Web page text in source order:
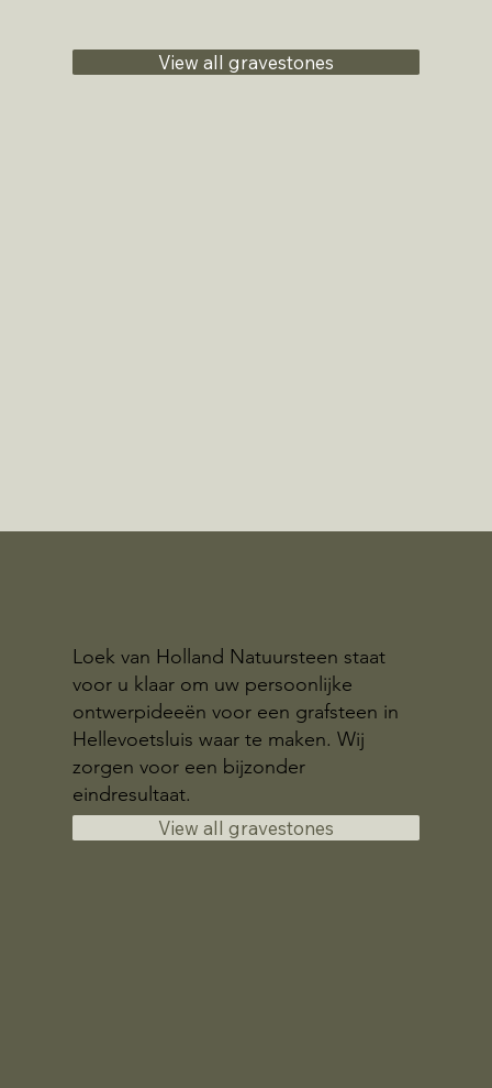
View all gravestones
Loek van Holland Natuursteen staat
voor u klaar om uw persoonlijke
ontwerpideeën voor een grafsteen in
Hellevoetsluis waar te maken. Wij
zorgen voor een bijzonder
eindresultaat.
View all gravestones